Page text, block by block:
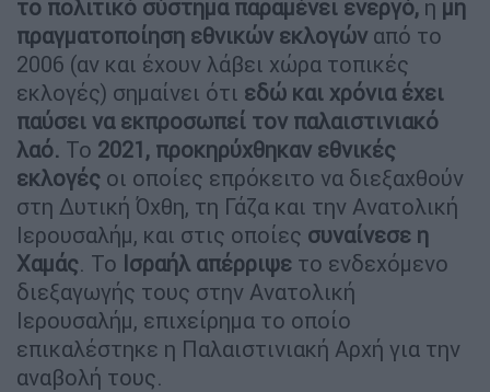
το πολιτικό σύστημα παραμένει ενεργό, η μη
πραγματοποίηση εθνικών εκλογών από το
2006 (αν και έχουν λάβει χώρα τοπικές
εκλογές) σημαίνει ότι εδώ και χρόνια έχει
παύσει να εκπροσωπεί τον παλαιστινιακό
λαό. Το 2021, προκηρύχθηκαν εθνικές
εκλογές οι οποίες επρόκειτο να διεξαχθούν
στη Δυτική Όχθη, τη Γάζα και την Ανατολική
Ιερουσαλήμ, και στις οποίες συναίνεσε η
Χαμάς. Το Ισραήλ απέρριψε το ενδεχόμενο
διεξαγωγής τους στην Ανατολική
Ιερουσαλήμ, επιχείρημα το οποίο
επικαλέστηκε η Παλαιστινιακή Αρχή για την
αναβολή τους.